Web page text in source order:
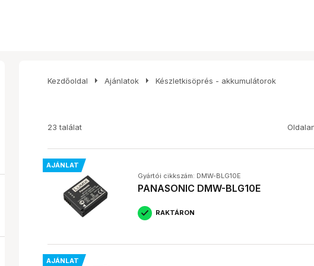
Kezdőoldal arrow_right Ajánlatok arrow_right Készletkisöprés - akkumulátorok
23 találat
AJÁNLAT
Gyártói cikkszám: DMW-BLG10E
PANASONIC DMW-BLG10E
RAKTÁRON
AJÁNLAT